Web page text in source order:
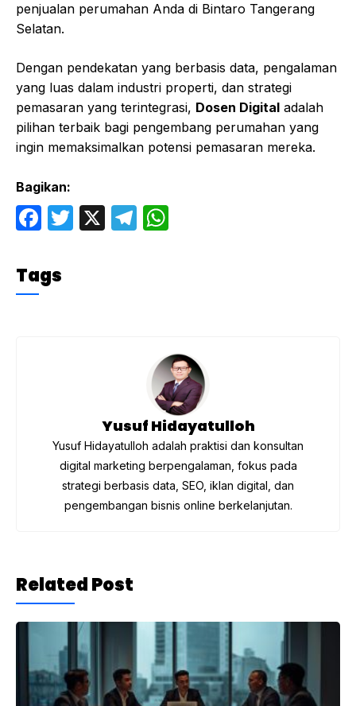
penjualan perumahan Anda di Bintaro Tangerang
Selatan.
Dengan pendekatan yang berbasis data, pengalaman
yang luas dalam industri properti, dan strategi
pemasaran yang terintegrasi, Dosen Digital adalah
pilihan terbaik bagi pengembang perumahan yang
ingin memaksimalkan potensi pemasaran mereka.
Bagikan:
F
c
e
T
X
T
p
Tags
Yusuf Hidayatulloh
Yusuf Hidayatulloh adalah praktisi dan konsultan
digital marketing berpengalaman, fokus pada
strategi berbasis data, SEO, iklan digital, dan
pengembangan bisnis online berkelanjutan.
Related Post